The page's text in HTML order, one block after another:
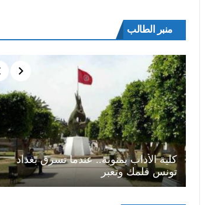
منبر الطالب
كلية الأداب بمنوبة.. عندما تسرق بغداد
تونس قلمك وتعبر